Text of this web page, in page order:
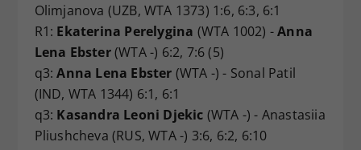
Olimjanova (UZB, WTA 1373) 1:6, 6:3, 6:1
R1: Ekaterina Perelygina (WTA 1002) -Anna
Lena Ebster(WTA -) 6:2, 7:6 (5)
q3:Anna Lena Ebster (WTA -) - Sonal Patil
(IND, WTA 1344) 6:1, 6:1
q3: Kasandra Leoni Djekic (WTA -) - Anastasiia
Pliushcheva (RUS, WTA -) 3:6, 6:2, 6:10